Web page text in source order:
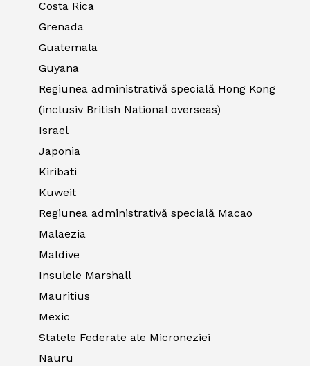
Costa Rica
Grenada
Guatemala
Guyana
Regiunea administrativă specială Hong Kong
(inclusiv British National overseas)
Israel
Japonia
Kiribati
Kuweit
Regiunea administrativă specială Macao
Malaezia
Maldive
Insulele Marshall
Mauritius
Mexic
Statele Federate ale Microneziei
Nauru